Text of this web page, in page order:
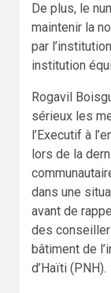
De plus, le
maintenir la
par
institution
Rogavil
sérieux les
l’Executif à
lors de la
dans une
avant de
des
bâtiment de
d’Haïti (PNH).